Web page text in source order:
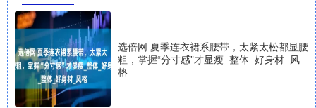
选倍网 夏季连衣裙系腰带，太紧太松都显腰
粗，掌握“分寸感”才显瘦_整体_好身材_风
格